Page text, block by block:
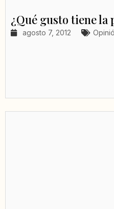
¿Qué gusto tiene la
agosto 7, 2012